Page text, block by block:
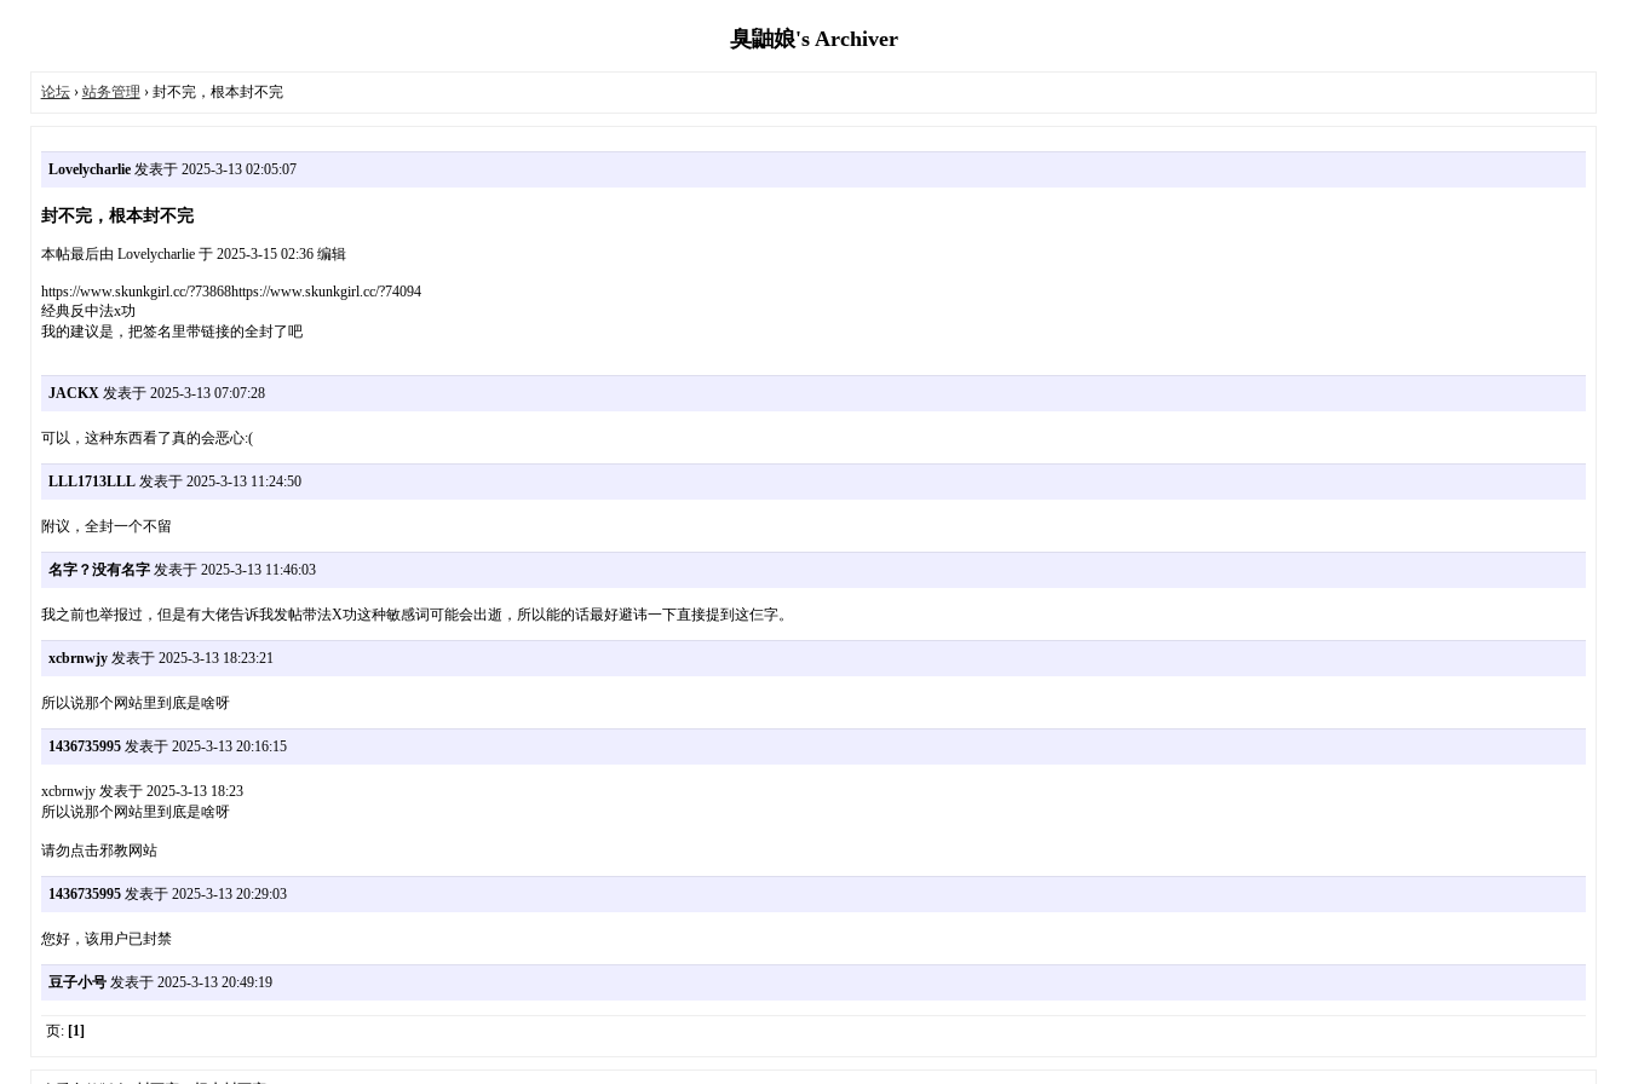
臭鼬娘's Archiver
论坛› 站务管理 › 封不完，根本封不完
Lovelycharlie发表于 2025-3-13 02:05:07
封不完，根本封不完
本帖最后由 Lovelycharlie 于 2025-3-15 02:36 编辑
https://www.skunkgirl.cc/?73868https://www.skunkgirl.cc/?74094
经典反中法x功
我的建议是，把签名里带链接的全封了吧
JACKX发表于 2025-3-13 07:07:28
可以，这种东西看了真的会恶心:(
LLL1713LLL发表于 2025-3-13 11:24:50
附议，全封一个不留
名字？没有名字发表于 2025-3-13 11:46:03
我之前也举报过，但是有大佬告诉我发帖带法X功这种敏感词可能会出逝，所以能的话最好避讳一下直接提到这仨字。
xcbrnwjy发表于 2025-3-13 18:23:21
所以说那个网站里到底是啥呀
1436735995发表于 2025-3-13 20:16:15
xcbrnwjy 发表于 2025-3-13 18:23
所以说那个网站里到底是啥呀
请勿点击邪教网站
1436735995发表于 2025-3-13 20:29:03
您好，该用户已封禁
豆子小号发表于 2025-3-13 20:49:19
页: [1]